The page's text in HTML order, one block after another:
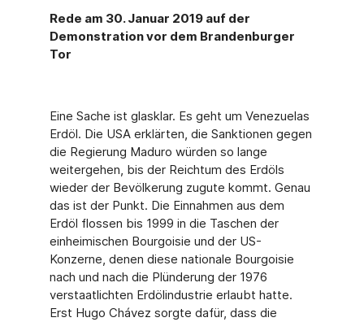
Rede am 30. Januar 2019 auf der
Demonstration vor dem Brandenburger
Tor
Eine Sache ist glasklar. Es geht um Venezuelas
Erdöl. Die USA erklärten, die Sanktionen gegen
die Regierung Maduro würden so lange
weitergehen, bis der Reichtum des Erdöls
wieder der Bevölkerung zugute kommt. Genau
das ist der Punkt. Die Einnahmen aus dem
Erdöl flossen bis 1999 in die Taschen der
einheimischen Bourgoisie und der US-
Konzerne, denen diese nationale Bourgoisie
nach und nach die Plünderung der 1976
verstaatlichten Erdölindustrie erlaubt hatte.
Erst Hugo Chávez sorgte dafür, dass die